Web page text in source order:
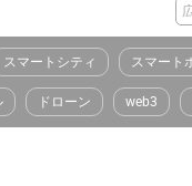
スマートシティ スマート
ドローン web3